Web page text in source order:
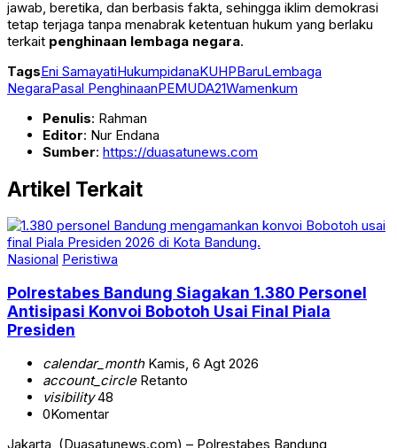
jawab, beretika, dan berbasis fakta, sehingga iklim demokrasi
tetap terjaga tanpa menabrak ketentuan hukum yang berlaku
terkait penghinaan lembaga negara.
TagsEni SamayatiHukumpidanaKUHPBaruLembaga
NegaraPasal PenghinaanPEMUDA21Wamenkum
Penulis: Rahman
Editor: Nur Endana
Sumber: https://duasatunews.com
Artikel Terkait
Nasional Peristiwa
Polrestabes Bandung Siagakan 1.380 Personel
Antisipasi Konvoi Bobotoh Usai Final Piala
Presiden
calendar_monthKamis, 6 Agt 2026
account_circleRetanto
visibility48
0Komentar
Jakarta, (Duasatunews.com) – Polrestabes Bandung